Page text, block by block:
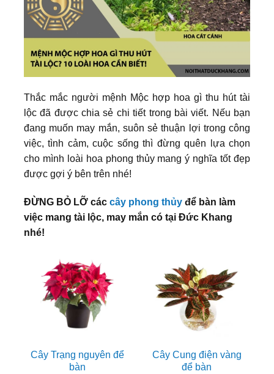
Thắc mắc người mệnh Mộc hợp hoa gì thu hút tài
lộc đã được chia sẻ chi tiết trong bài viết. Nếu bạn
đang muốn may mắn, suôn sẻ thuận lợi trong công
việc, tình cảm, cuộc sống thì đừng quên lựa chọn
cho mình loài hoa phong thủy mang ý nghĩa tốt đẹp
được gợi ý bên trên nhé!
ĐỪNG BỎ LỠ các cây phong thủy để bàn làm
việc mang tài lộc, may mắn có tại Đức Khang
nhé!
Cây Trạng nguyên để
bàn
Cây Cung điện vàng
để bàn